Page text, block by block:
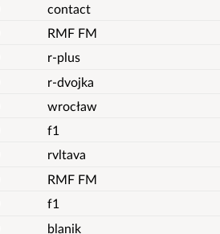
contact
RMF FM
r-plus
r-dvojka
wrocław
f1
rvltava
RMF FM
f1
blanik